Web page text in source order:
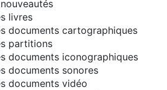
livres
documents cartographiques
partitions
documents iconographiques
documents sonores
documents vidéo